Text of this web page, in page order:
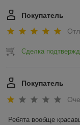
Покупатель
Сделка
Покупатель
Ребята вообще